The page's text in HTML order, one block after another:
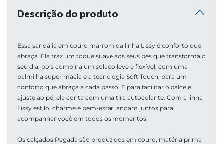
Descrição do produto
Essa sandália em couro marrom da linha Lissy é conforto que
abraça. Ela traz um toque suave aos seus pés que transforma o
seu dia, pois combina um solado leve e flexível, com uma
palmilha super macia e a tecnologia Soft Touch, para um
conforto que abraça a cada passo. E para facilitar o calce e
ajuste ao pé, ela conta com uma tira autocolante. Com a linha
Lissy estilo, charme e bem-estar, andam juntos para
acompanhar você em todos os momentos.
Os calçados Pegada são produzidos em couro, matéria prima